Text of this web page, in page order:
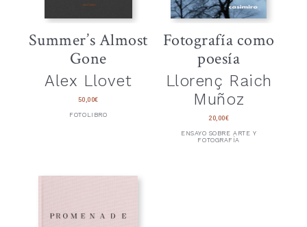
Summer’s Almost
Gone
Alex Llovet
50,00€
FOTOLIBRO
Fotografía como
poesía
Llorenç Raich
Muñoz
20,00€
ENSAYO SOBRE ARTE Y
FOTOGRAFÍA